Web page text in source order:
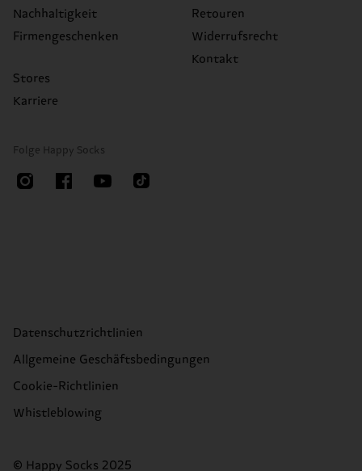
Nachhaltigkeit
Firmengeschenken
Stores
Karriere
Retouren
Widerrufsrecht
Kontakt
Folge Happy Socks
Datenschutzrichtlinien
Allgemeine Geschäftsbedingungen
Cookie-Richtlinien
Whistleblowing
© Happy Socks 2025